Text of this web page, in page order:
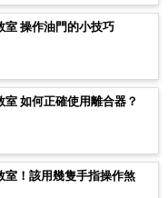
室 操作油門的小技巧
室 如何正確使用離合器？
室！該用幾隻手指操作煞